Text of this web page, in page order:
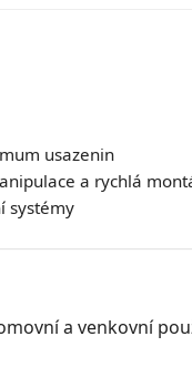
usazenin
a rychlá
systémy
a venkovní